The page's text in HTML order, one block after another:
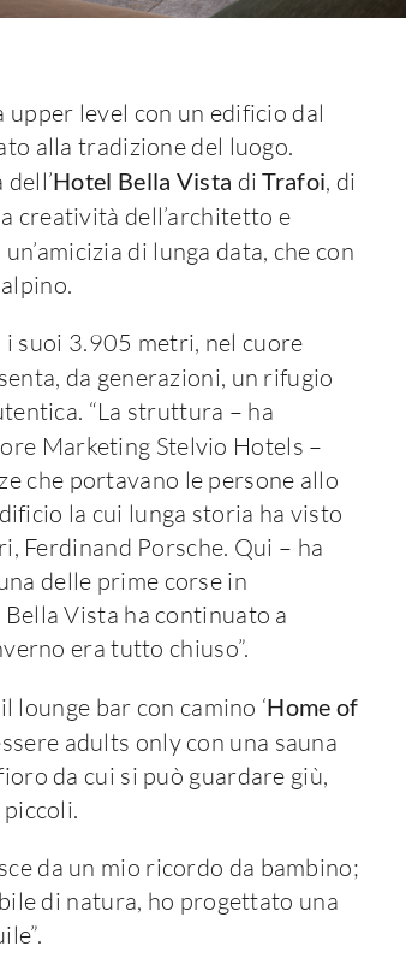
level con un edificio dal
alla tradizione del luogo.
Hotel Bella Vista diTrafoi, di
creatività dell’architetto e
di lunga data, che con
i suoi 3.905 metri, nel cuore
da generazioni, un rifugio
“La struttura – ha
Marketing Stelvio Hotels –
che portavano le persone allo
la cui lunga storia ha visto
Ferdinand Porsche. Qui – ha
delle prime corse in
Vista ha continuato a
era tutto chiuso”.
lounge bar con camino ‘Home of
adults only con una sauna
da cui si può guardare giù,
da un mio ricordo da bambino;
di natura, ho progettato una